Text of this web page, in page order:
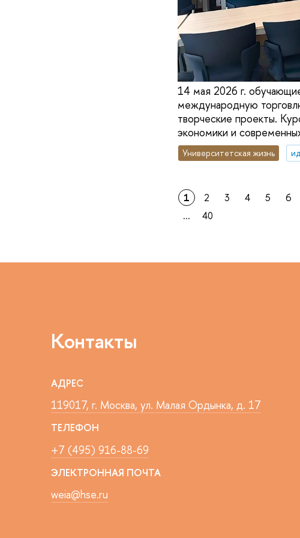
14 мая 2026 г.
международную
творческие проекты.
экономики и
Университетская жизнь
1 2 3 4 5 6
...
40
Контакты
АДРЕС
119017, г. Москва, ул. Малая Ордынка, д. 17
ТЕЛЕФОН
+7 (495) 916-88-69
ЭЛЕКТРОННАЯ ПОЧТА
weia@hse.ru